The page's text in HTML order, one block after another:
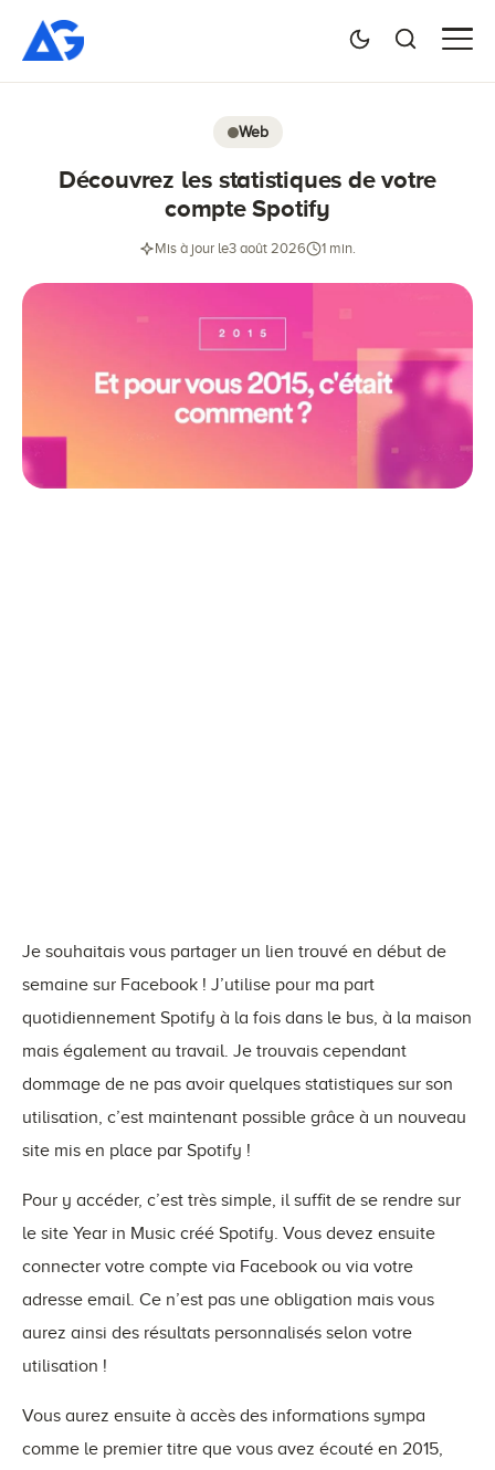
Web
Découvrez les statistiques de votre
compte Spotify
Mis à jour le3 août 2026 1 min.
Je souhaitais vous partager un lien trouvé en début de
semaine sur Facebook ! J’utilise pour ma part
quotidiennement Spotify à la fois dans le bus, à la maison
mais également au travail. Je trouvais cependant
dommage de ne pas avoir quelques statistiques sur son
utilisation, c’est maintenant possible grâce à un nouveau
site mis en place par Spotify !
Pour y accéder, c’est très simple, il suffit de se rendre sur
le site Year in Music créé Spotify. Vous devez ensuite
connecter votre compte via Facebook ou via votre
adresse email. Ce n’est pas une obligation mais vous
aurez ainsi des résultats personnalisés selon votre
utilisation !
Vous aurez ensuite à accès des informations sympa
comme le premier titre que vous avez écouté en 2015,